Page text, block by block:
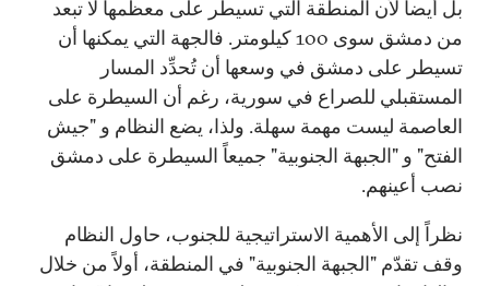
بل أيضاً لأن المنطقة التي تسيطر على معظمها لا تبعد
من دمشق سوى 100 كيلومتر. فالجهة التي يمكنها أن
تسيطر على دمشق في وسعها أن تُحدِّد المسار
المستقبلي للصراع في سورية، رغم أن السيطرة على
العاصمة ليست مهمة سهلة. ولذا، يضع النظام و "جيش
الفتح" و "الجبهة الجنوبية" جميعاً السيطرة على دمشق
نصب أعينهم.
نظراً إلى الأهمية الاستراتيجية للجنوب، حاول النظام
وقف تقدّم "الجبهة الجنوبية" في المنطقة، أولاً من خلال